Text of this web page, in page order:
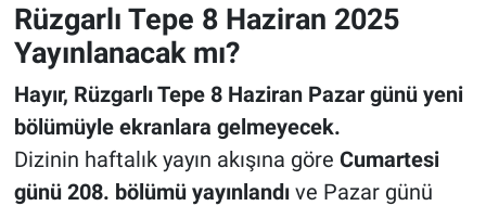
Rüzgarlı Tepe 8 Haziran 2025
Yayınlanacak mı?
Hayır, Rüzgarlı Tepe 8 Haziran Pazar günü yeni
bölümüyle ekranlara gelmeyecek.
Dizinin haftalık yayın akışına göre Cumartesi
günü 208. bölümü yayınlandıve Pazar günü